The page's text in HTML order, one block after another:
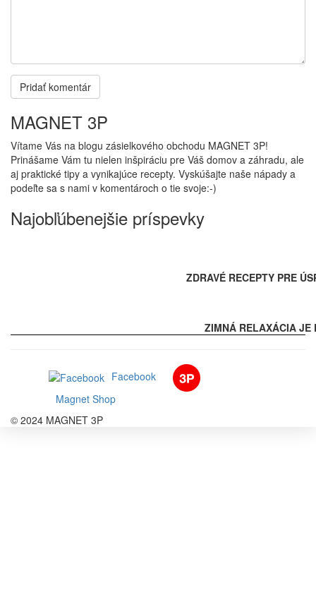
MAGNET 3P
Vítame Vás na blogu zásielkového obchodu MAGNET 3P!
Prinášame Vám tu nielen inšpiráciu pre Váš domov a záhradu, ale
aj praktické tipy a vynikajúce recepty. Vyskúšajte naše nápady a
podeľte sa s nami v komentároch o tie svoje:-)
Najobľúbenejšie príspevky
ZDRAVÉ RECEPTY PRE
ZIMNÁ RELAXÁCIA JE
Facebook
Magnet Shop
© 2024 MAGNET 3P